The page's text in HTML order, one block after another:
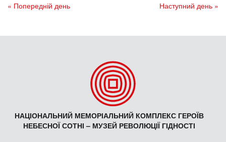
« Попередній день Наступний день »
НАЦІОНАЛЬНИЙ МЕМОРІАЛЬНИЙ КОМПЛЕКС ГЕРОЇВ
НЕБЕСНОЇ СОТНІ – МУЗЕЙ РЕВОЛЮЦІЇ ГІДНОСТІ